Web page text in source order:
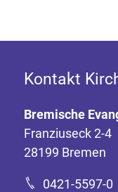
Kontakt
Bremische
Franziuseck 2-4
28199 Bremen
0421-5597-0